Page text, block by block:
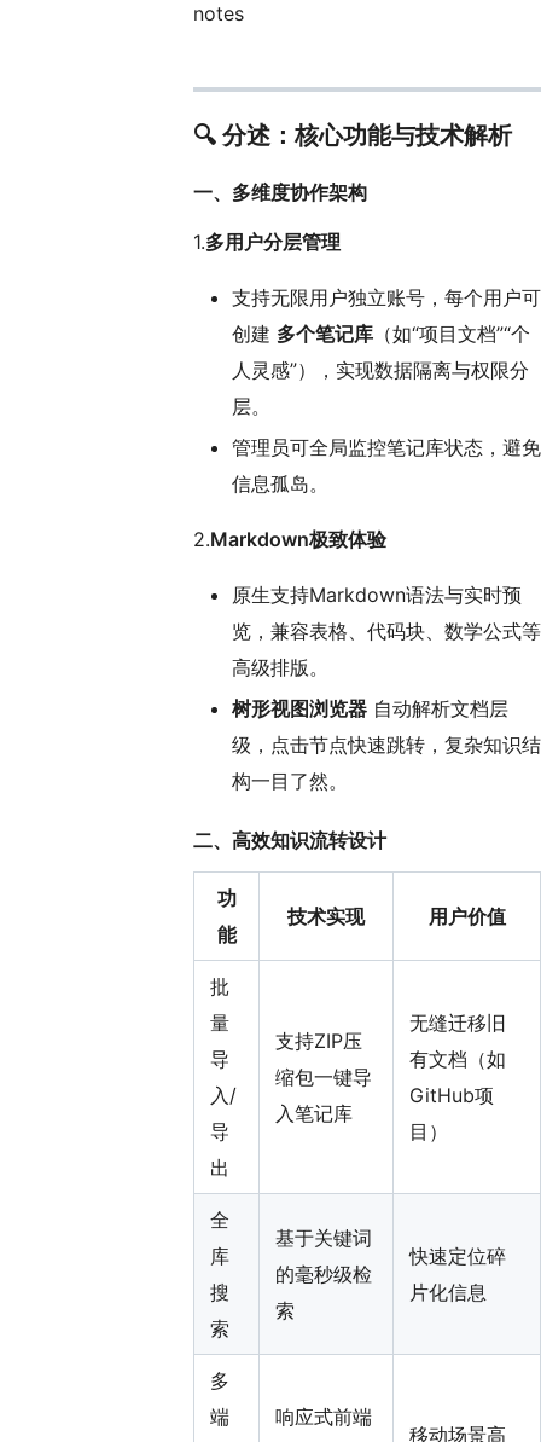
notes
🔍 分述：核心功能与技术解析
一、 多维度协作架构
1.多用户分层管理
支持无限用户独立账号，每个用户可
创建 多个笔记库 （如“项目文档”“个
人灵感”），实现数据隔离与权限分
层。
管理员可全局监控笔记库状态，避免
信息孤岛。
2.Markdown极致体验
原生支持Markdown语法与实时预
览，兼容表格、代码块、数学公式等
高级排版。
树形视图浏览器 自动解析文档层
级，点击节点快速跳转，复杂知识结
构一目了然。
二、 高效知识流转设计
功
能
技术实现 用户价值
批
量
导
入/
导
出
支持ZIP压
缩包一键导
入笔记库
无缝迁移旧
有文档（如
GitHub项
目）
全
库
搜
索
基于关键词
的毫秒级检
索
快速定位碎
片化信息
多
端
响应式前端
移动场景高